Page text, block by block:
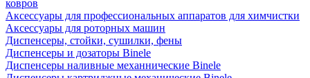
ковров
Аксессуары для профессиональных аппаратов для химчистки
Аксессуары для роторных машин
Диспенсеры, стойки, сушилки, фены
Диспенсеры и дозаторы Binele
Диспенсеры наливные механнические Binele